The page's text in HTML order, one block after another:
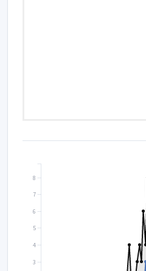
3
4
5
6
7
8